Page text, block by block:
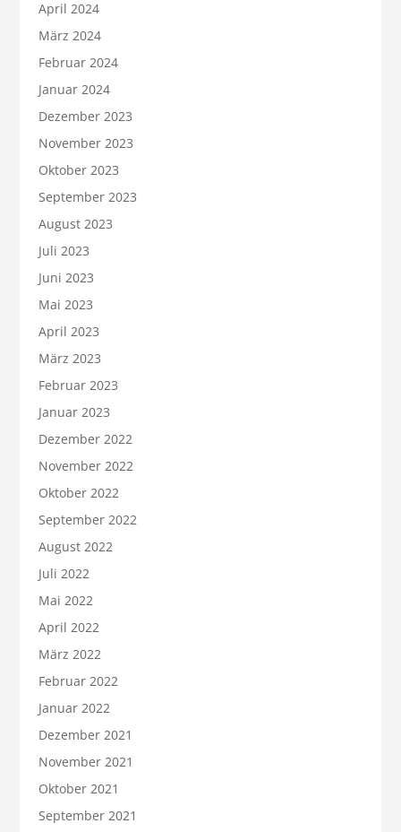
April 2024
März 2024
Februar 2024
Januar 2024
Dezember 2023
November 2023
Oktober 2023
September 2023
August 2023
Juli 2023
Juni 2023
Mai 2023
April 2023
März 2023
Februar 2023
Januar 2023
Dezember 2022
November 2022
Oktober 2022
September 2022
August 2022
Juli 2022
Mai 2022
April 2022
März 2022
Februar 2022
Januar 2022
Dezember 2021
November 2021
Oktober 2021
September 2021